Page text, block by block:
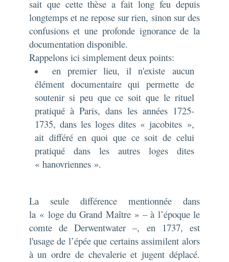
sait que cette thèse a fait long feu depuis
longtemps et ne repose sur rien, sinon sur des
confusions et une profonde ignorance de la
documentation disponible.
Rappelons ici simplement deux points:
en premier lieu, il n'existe aucun
élément documentaire qui permette de
soutenir si peu que ce soit que le rituel
pratiqué à Paris, dans les années 1725-
1735, dans les loges dites « jacobites »,
ait différé en quoi que ce soit de celui
pratiqué dans les autres loges dites
« hanovriennes ».
La seule différence mentionnée dans
la « loge du Grand Maître » – à l’époque le
comte de Derwentwater –, en 1737, est
l'usage de l’épée que certains assimilent alors
à un ordre de chevalerie et jugent déplacé.